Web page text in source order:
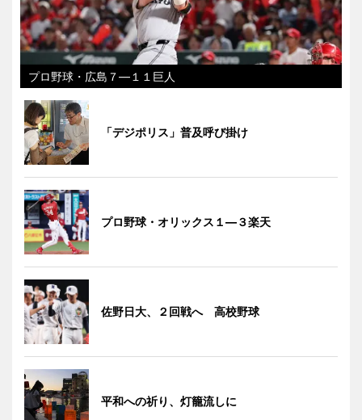
プロ野球・広島７―１１巨人
「デジポリス」普及呼び掛け
プロ野球・オリックス１―３楽天
佐野日大、２回戦へ 高校野球
平和への祈り、灯籠流しに